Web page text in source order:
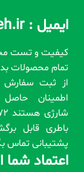
ایمیل : shop@pardis-rayaneh.ir
کیفیت و تست
تمام محصولات
از ثبت
اطمینان
باطری قابل
پشتیبانی تماس
اعتماد